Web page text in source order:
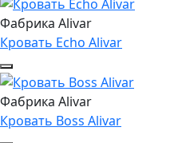
Фабрика Alivar
Кровать Echo Alivar
Фабрика Alivar
Кровать Boss Alivar